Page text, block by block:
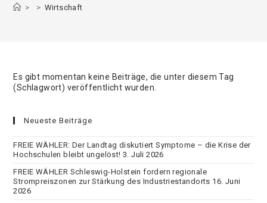
> > Wirtschaft
Es gibt momentan keine Beiträge, die unter diesem Tag
(Schlagwort) veröffentlicht wurden.
Neueste Beiträge
FREIE WÄHLER: Der Landtag diskutiert Symptome – die Krise der
Hochschulen bleibt ungelöst! 3. Juli 2026
FREIE WÄHLER Schleswig-Holstein fordern regionale
Strompreiszonen zur Stärkung des Industriestandorts 16. Juni
2026